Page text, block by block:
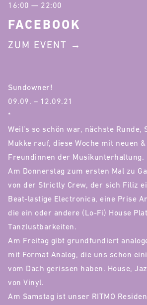
Sundowner!
09.09. – 12.09.21
*
Weil’s so schön war, nächste Runde,
Mukke rauf, diese Woche mit neuen
Freundinnen der Musikunterhaltung.
Am Donnerstag zum ersten Mal zu
von der Strictly Crew, der sich Filiz
Beat-lastige Electronica, eine Prise
die ein oder andere (Lo-Fi) House
Tanzlustbarkeiten.
Am Freitag gibt grundfundiert
mit Format Analog, die uns schon
vom Dach gerissen haben. House,
von Vinyl.
Am Samstag ist unser RITMO
16:00 — 22:00
FACEBOOK
ZUM EVENT